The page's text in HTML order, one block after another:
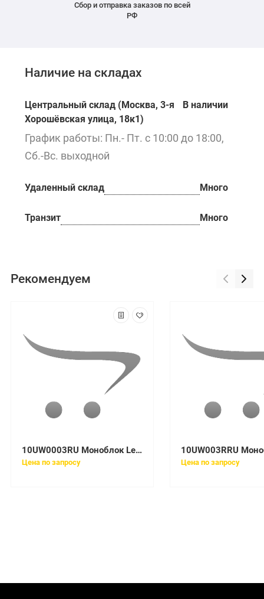
Сбор и отправка заказов по всей
РФ
Наличие на складах
Центральный склад (Москва, 3-я
Хорошёвская улица, 18к1)
В наличии
График работы: Пн.- Пт. с 10:00 до 18:00,
Сб.-Вс. выходной
Удаленный склад Много
Транзит Много
Рекомендуем
10UW0003RU Моноблок Lenovo V530-24ICB All-In-One 23,8in i3-8100T
Цена по запросу Цена по запросу